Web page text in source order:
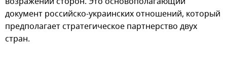
документ российско-украинских отношений, который
предполагает стратегическое партнерство двух
стран.